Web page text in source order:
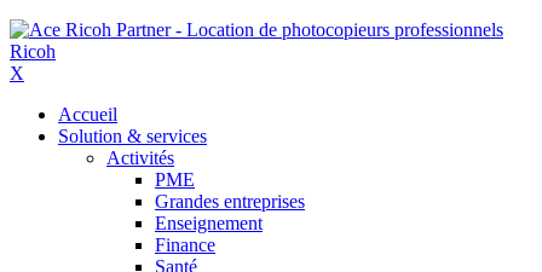
X
Accueil
Solution & services
Activités
PME
Grandes entreprises
Enseignement
Finance
Santé